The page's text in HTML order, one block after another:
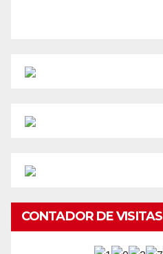
CONTADOR DE VISITAS